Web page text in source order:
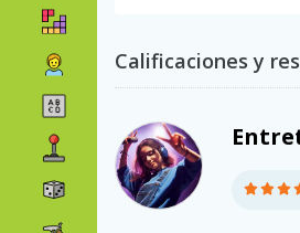
Calificaciones y